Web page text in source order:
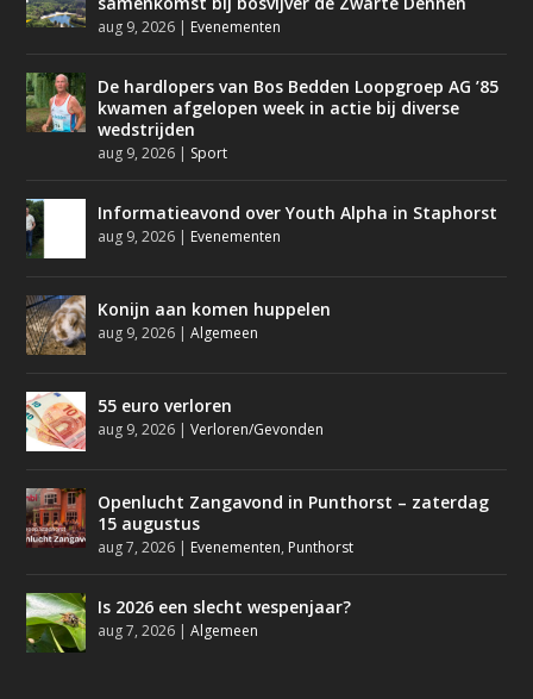
aug 9, 2026 | Evenementen
De hardlopers van Bos Bedden Loopgroep AG ’85
kwamen afgelopen week in actie bij diverse
wedstrijden
aug 9, 2026 | Sport
Informatieavond over Youth Alpha in Staphorst
aug 9, 2026 | Evenementen
Konijn aan komen huppelen
aug 9, 2026 |Algemeen
55 euro verloren
aug 9, 2026 |Verloren/Gevonden
Openlucht Zangavond in Punthorst – zaterdag
15 augustus
aug 7, 2026 | Evenementen, Punthorst
Is 2026 een slecht wespenjaar?
aug 7, 2026 |Algemeen